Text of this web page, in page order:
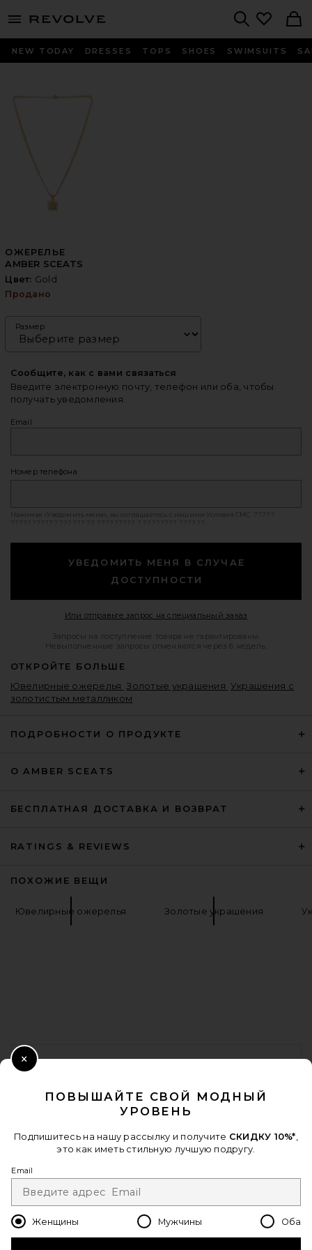
menu - shows more content
NEW TODAY DRESSES TOPS SHOES SWIMSUITS
ОЖЕРЕЛЬЕ
AMBER SCEATS
Цвет: Gold
Продано
Размер
Сообщите, как с вами связаться
Введите электронную почту, телефон или оба, чтобы
получать уведомления.
Email
Номер телефона
Нажимая «Уведомить меня», вы соглашаетесь с нашими Условия СМС
УВЕДОМИТЬ МЕНЯ В СЛУЧАЕ
ДОСТУПНОСТИ
Или отправьте запрос на специальный заказ
Запросы на поступление товара не гарантированы.
Невыполненные запросы отменяются через 6 недель.
ОТКРОЙТЕ БОЛЬШЕ
Ювелирные ожерелья Золотые украшения Украшения с
золотистым металликом
ПОДРОБНОСТИ О ПРОДУКТЕ
О AMBER SCEATS
БЕСПЛАТНАЯ ДОСТАВКА И ВОЗВРАТ
RATINGS & REVIEWS
ПОХОЖИЕ ВЕЩИ
Ювелирные ожерелья Золотые украшения
FOOTER
ПОЛУЧИТЕ СКИДКУ 10%
Отписаться можно в любой момент.политика
Change Country Regions
ru USD
ПОВЫШАЙТЕ СВОЙ МОДНЫЙ
УРОВЕНЬ
Подпишитесь на нашу рассылку и получите СКИДКУ 10%*
это как иметь стильную лучшую подругу.
Email
Женщины Мужчины Оба
Close Modal